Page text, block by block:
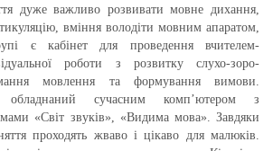
дуже важливо розвивати мовне дихання,
вміння володіти мовним апаратом,
є кабінет для проведення вчителем-
роботи з розвитку слухо-зоро-
мовлення та формування вимови.
обладнаний сучасним комп’ютером з
«Світ звуків», «Видима мова». Завдяки
проходять жваво і цікаво для малюків.